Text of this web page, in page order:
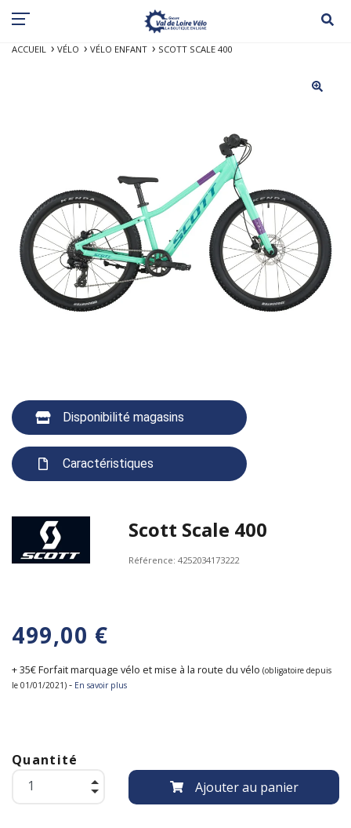
ACCUEIL VÉLO VÉLO ENFANT SCOTT SCALE 400
Disponibilité magasins
Caractéristiques
Scott Scale 400
Référence:4252034173222
499,00 €
+ 35€ Forfait marquage vélo et mise à la route du vélo (obligatoire depuis
le 01/01/2021) - En savoir plus
Quantité
Ajouter au panier